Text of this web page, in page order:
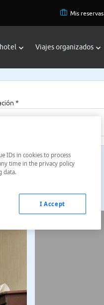
Mis reservas
Viajes organizados
*
IDs in cookies to process
time in the privacy policy
data.
I Accept